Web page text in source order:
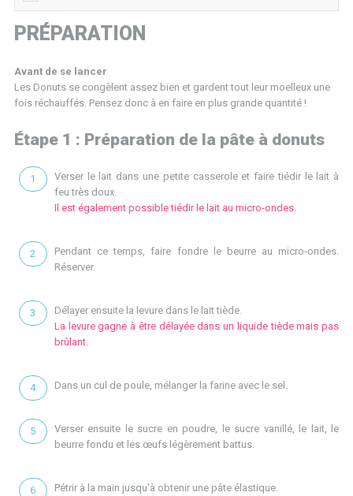
PRÉPARATION
Avant de se lancer
Les Donuts se congèlent assez bien et gardent tout leur moelleux une
fois réchauffés. Pensez donc à en faire en plus grande quantité !
Étape 1 : Préparation de la pâte à donuts
Verser le lait dans une petite casserole et faire tiédir le lait à
feu très doux.
Il est également possible tiédir le lait au micro-ondes.
Pendant ce temps, faire fondre le beurre au micro-ondes.
Réserver.
Délayer ensuite la levure dans le lait tiède.
La levure gagne à être délayée dans un liquide tiède mais pas
brûlant.
Dans un cul de poule, mélanger la farine avec le sel.
Verser ensuite le sucre en poudre, le sucre vanillé, le lait, le
beurre fondu et les œufs légèrement battus.
Pétrir à la main jusqu’à obtenir une pâte élastique.